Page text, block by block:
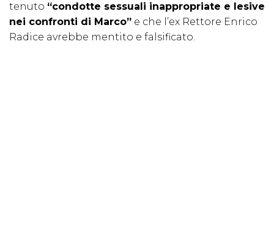
tenuto “condotte sessuali inappropriate e lesive
nei confronti di Marco” e che l’ex Rettore Enrico
Radice avrebbe mentito e falsificato.